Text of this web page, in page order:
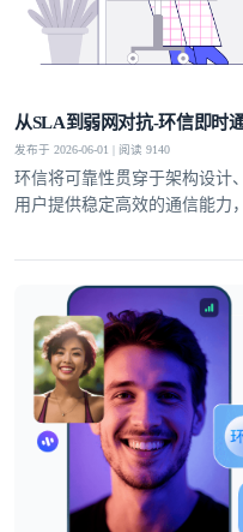
从SLA到弱网对抗-环信即时
发布于 2026-06-01 | 阅读 9140
环信将可靠性贯穿于架构设计
用户提供稳定高效的通信能力
我已阅读并同意 通